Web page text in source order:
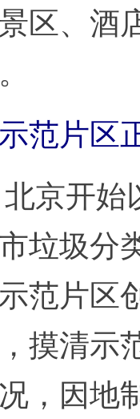
区、酒
片区正
开始
垃圾分
范片区
摸清示
，因地